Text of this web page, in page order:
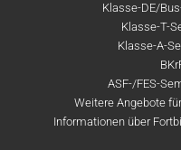
Klasse-DE/
Klasse-T-
Klasse-A-
ASF-/FES-
Weitere Angebote
Informationen über